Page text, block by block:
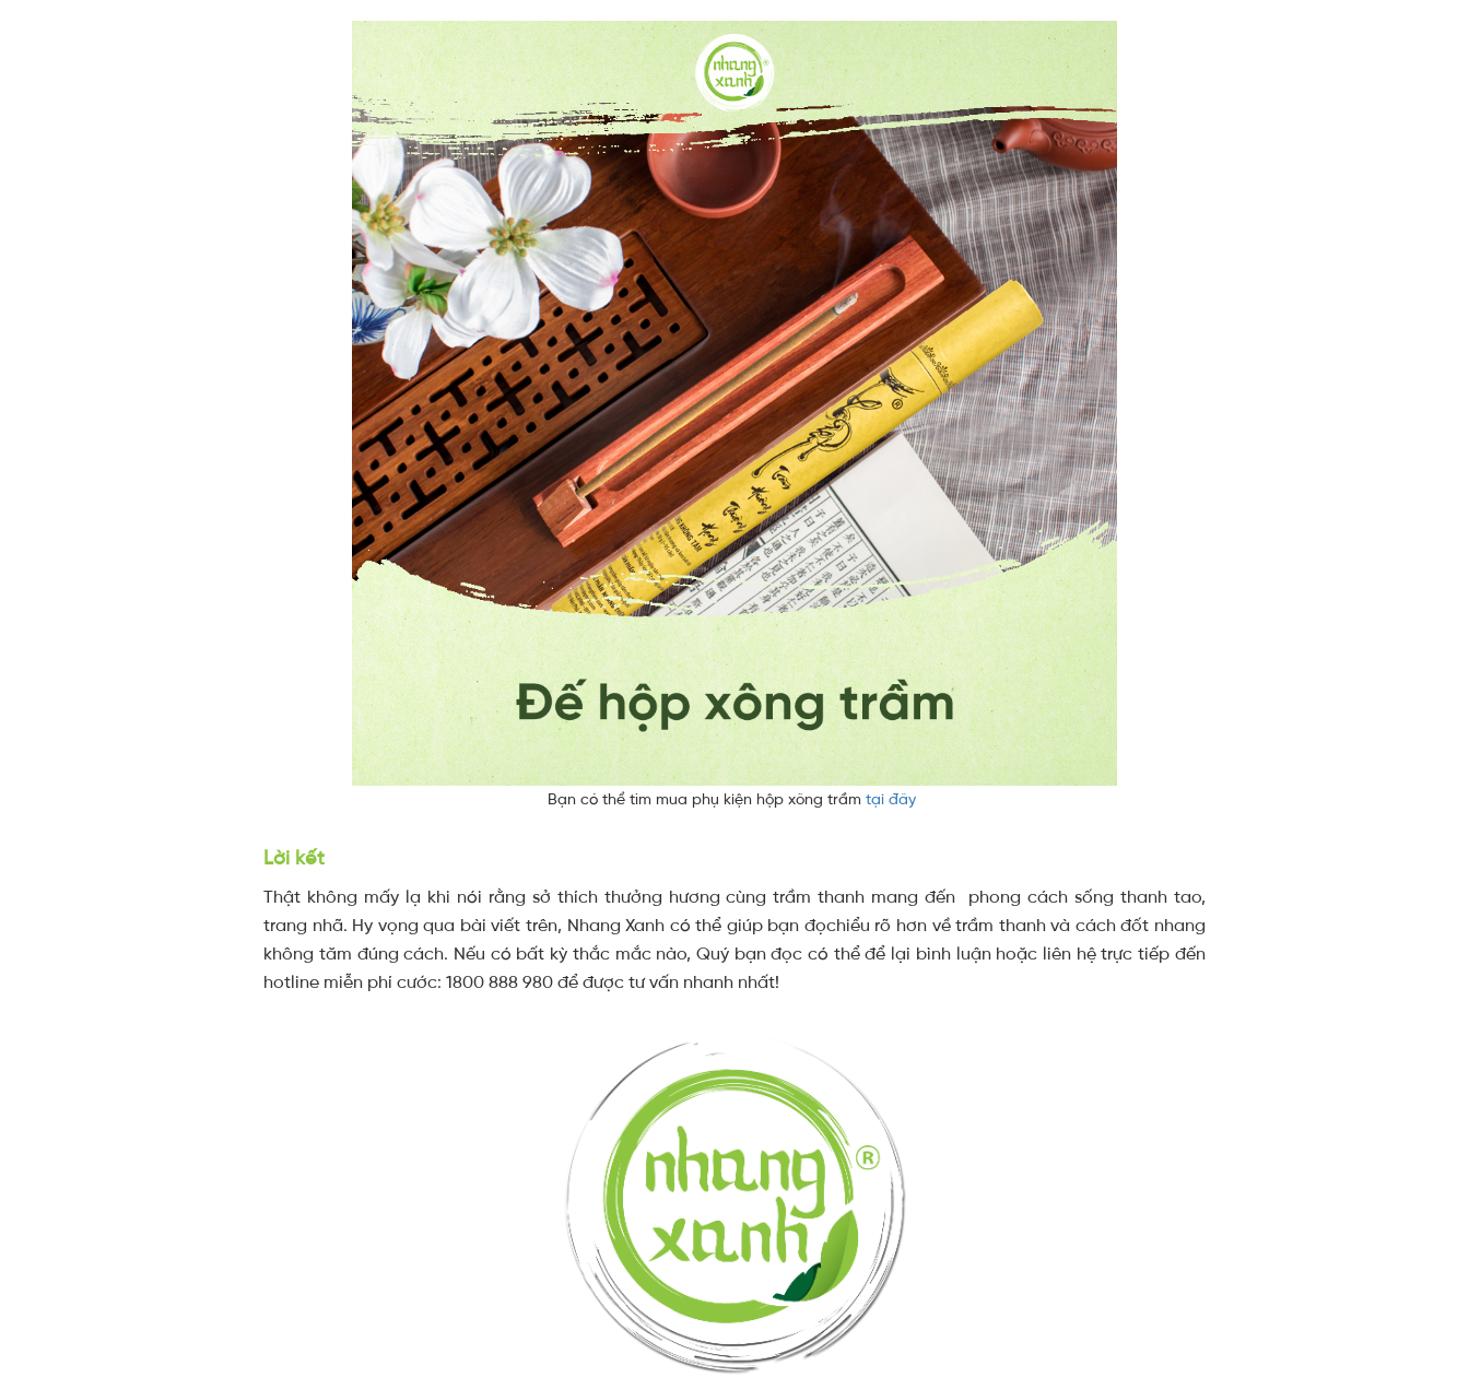
Bạn có thể tìm mua phụ kiện hộp xông trầmtại đây
Lời kết
Thật không mấy lạ khi nói rằng sở thích thưởng hương cùng trầm thanh mang đến phong cách sống thanh tao,
trang nhã. Hy vọng qua bài viết trên, Nhang Xanh có thể giúp bạn đọchiểu rõ hơn về trầm thanh và cách đốt nhang
không tăm đúng cách. Nếu có bất kỳ thắc mắc nào, Quý bạn đọc có thể để lại bình luận hoặc liên hệ trực tiếp đến
hotline miễn phí cước: 1800 888 980 để được tư vấn nhanh nhất!